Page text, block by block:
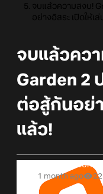
จบแล้วความสงบ!
อย่างอิสระ เปิดให้เล่
จบแล้วคว
Garden 2
ต่อสู้กันอย่า
แล้ว!
Online Station
1 month ago
22